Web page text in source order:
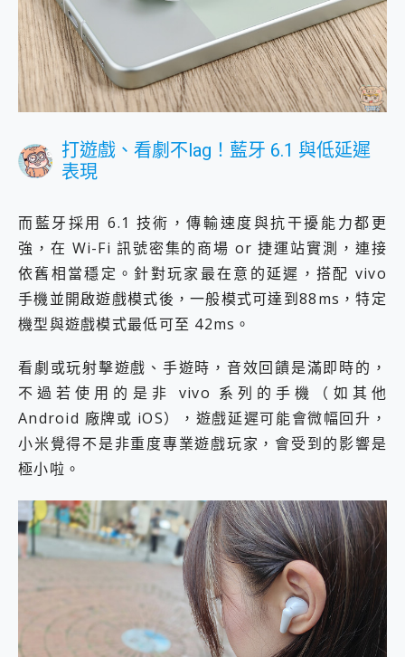
打遊戲、看劇不lag！藍牙 6.1 與低延遲
表現
而藍牙採用 6.1 技術，傳輸速度與抗干擾能力都更
強，在 Wi-Fi 訊號密集的商場 or 捷運站實測，連接
依舊相當穩定。針對玩家最在意的延遲，搭配 vivo
手機並開啟遊戲模式後，一般模式可達到88ms，特定
機型與遊戲模式最低可至 42ms。
看劇或玩射擊遊戲、手遊時，音效回饋是滿即時的，
不過若使用的是非 vivo 系列的手機（如其他
Android 廠牌或 iOS），遊戲延遲可能會微幅回升，
小米覺得不是非重度專業遊戲玩家，會受到的影響是
極小啦。